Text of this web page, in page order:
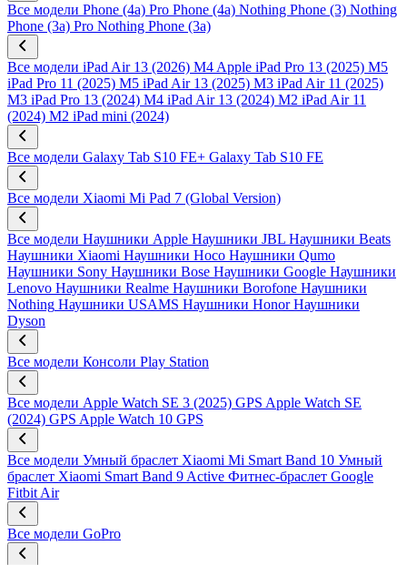
Все модели Phone (4a) Pro Phone (4a) Nothing Phone (3) Nothing
Phone (3a) Pro Nothing Phone (3a)
Все модели iPad Air 13 (2026) M4 Apple iPad Pro 13 (2025) M5
iPad Pro 11 (2025) M5 iPad Air 13 (2025) M3 iPad Air 11 (2025)
M3 iPad Pro 13 (2024) M4 iPad Air 13 (2024) M2 iPad Air 11
(2024) M2 iPad mini (2024)
Все модели Galaxy Tab S10 FE+ Galaxy Tab S10 FE
Все модели Xiaomi Mi Pad 7 (Global Version)
Все модели Наушники Apple Наушники JBL Наушники Beats
Наушники Xiaomi Наушники Hoco Наушники Qumo
Наушники Sony Наушники Bose Наушники Google Наушники
Lenovo Наушники Realme Наушники Borofone Наушники
Nothing Наушники USAMS Наушники Honor Наушники
Dyson
Все модели Консоли Play Station
Все модели Apple Watch SE 3 (2025) GPS Apple Watch SE
(2024) GPS Apple Watch 10 GPS
Все модели Умный браслет Xiaomi Mi Smart Band 10 Умный
браслет Xiaomi Smart Band 9 Active Фитнес-браслет Google
Fitbit Air
Все модели GoPro